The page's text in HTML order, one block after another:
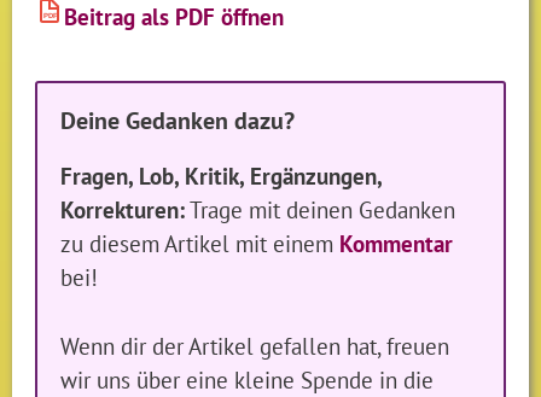
PDF Beitrag als PDF öffnen
Deine Gedanken dazu?
Fragen, Lob, Kritik, Ergänzungen,
Korrekturen:Trage mit deinen Gedanken
zu diesem Artikel mit einem Kommentar
bei!
Wenn dir der Artikel gefallen hat, freuen
wir uns über eine kleine Spende in die